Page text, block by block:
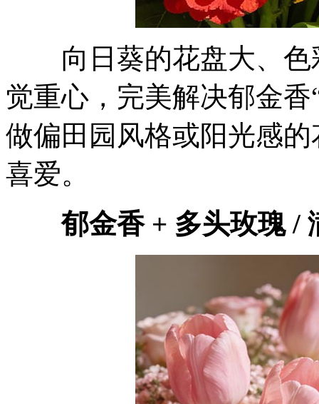
向日葵的花盘大、色
觉重心，完美解决郁金
做偏田园风格或阳光感
喜爱。
郁金香 + 多头玫瑰 /